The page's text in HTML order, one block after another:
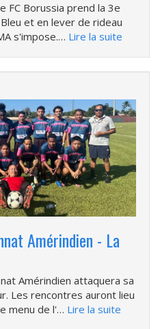
FC Borussia prend la 3e
et en lever de rideau
s'impose.… Lire la suite
Amérindien - La
Amérindien attaquera sa
Les rencontres auront lieu
menu de l'… Lire la suite